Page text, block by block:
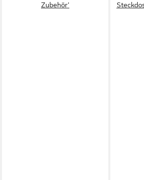
Zubehör'